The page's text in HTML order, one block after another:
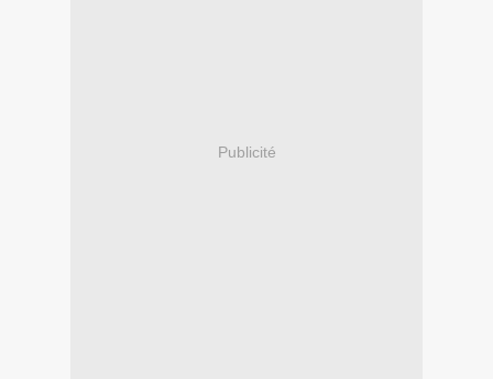
Publicité